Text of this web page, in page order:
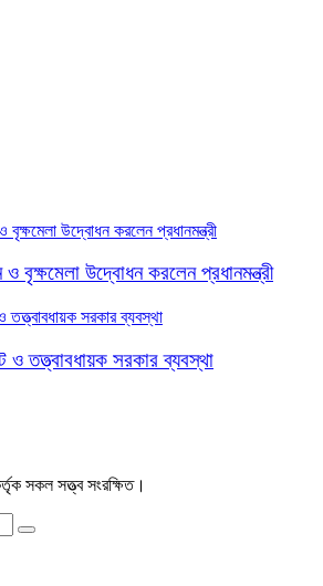
বৃক্ষমেলা উদ্বোধন করলেন প্রধানমন্ত্রী
তত্ত্বাবধায়ক সরকার ব্যবস্থা
সকল সত্ত্ব সংরক্ষিত।